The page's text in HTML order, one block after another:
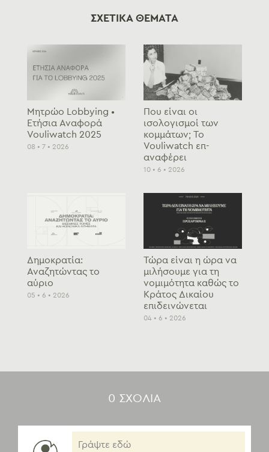
ΣΧΕΤΙΚΑ ΘΕΜΑΤΑ
Μητρώο Lobbying •
Ετήσια Αναφορά
Vouliwatch 2025
08 • 7 • 2026
Που είναι οι
ισολογισμοί των
κομμάτων; To
Vouliwatch επ-
αναφέρει
10 • 6 • 2026
Δημοκρατία:
Αναζητώντας το
αύριο
05 • 6 • 2026
Τώρα είναι η ώρα να
μιλήσουμε για τη
νομιμότητα καθώς το
Κράτος Δικαίου
επιδεινώνεται
04 • 6 • 2026
0 ΣΧΟΛΙA